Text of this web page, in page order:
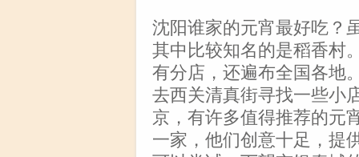
沈阳谁家的元宵最好吃？
其中比较知名的是稻香村
有分店，还遍布全国各地
去西关清真街寻找一些小
京，有许多值得推荐的元
一家，他们创意十足，提